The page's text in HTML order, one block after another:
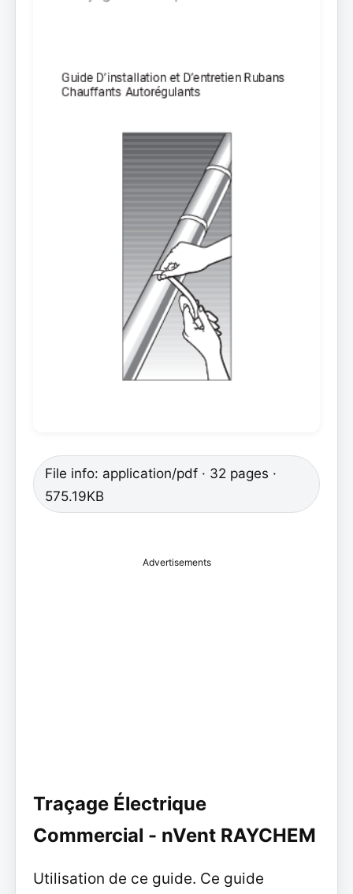
File info: application/pdf · 32 pages ·
575.19KB
Advertisements
Traçage Électrique
Commercial - nVent RAYCHEM
Utilisation de ce guide. Ce guide